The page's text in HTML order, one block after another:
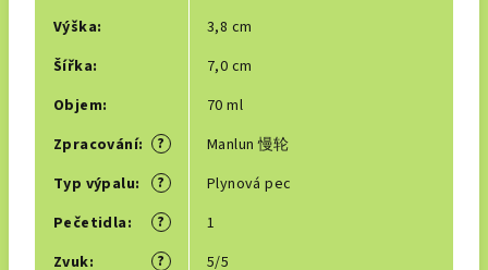
Výška:
3,8 cm
Šířka:
7,0 cm
Objem:
70 ml
?
Zpracování:
Manlun 慢轮
?
Typ výpalu:
Plynová pec
?
Pečetidla:
1
?
Zvuk: 5/5